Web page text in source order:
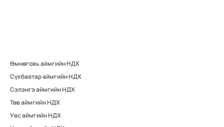
Өмнөговь аймгийн НДХ
Сүхбаатар аймгийн НДХ
Сэлэнгэ аймгийн НДХ
Төв аймгийн НДХ
Увс аймгийн НДХ